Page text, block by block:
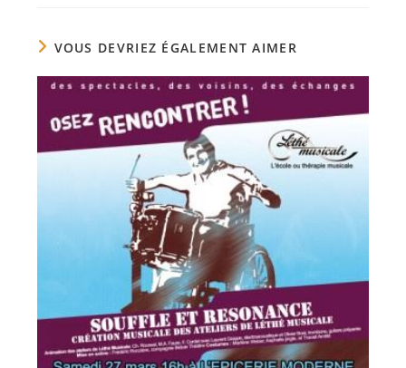
VOUS DEVRIEZ ÉGALEMENT AIMER